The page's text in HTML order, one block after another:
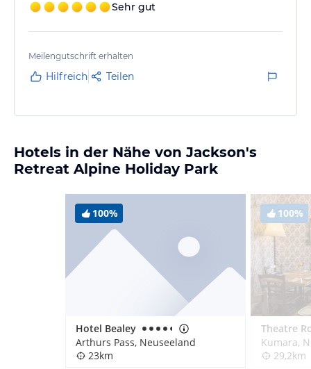
Sehr gut
Meilengutschrift erhalten
Hilfreich Teilen
Hotels in der Nähe von Jackson's
Retreat Alpine Holiday Park
100%
Hotel Bealey
Arthurs Pass, Neuseeland
23km
100%
Kumara,
29,2km